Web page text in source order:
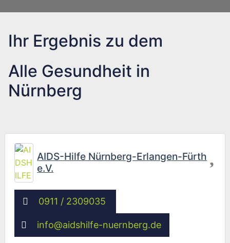
Ihr Ergebnis zu dem
Alle Gesundheit in
Nürnberg
AIDS-Hilfe Nürnberg-Erlangen-Fürth
e.V.
0911 / 2309035
info@aidshilfe-nuernberg.de